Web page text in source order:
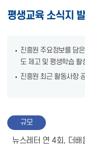
평생교육 소식지
진흥원 주요정보를 담
도 제고 및 평생학습 활
진흥원 최근 활동사항
규모
뉴스레터 연 4회, 더